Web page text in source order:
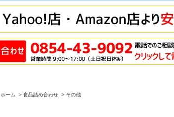
ホーム > 食品詰め合わせ > その他